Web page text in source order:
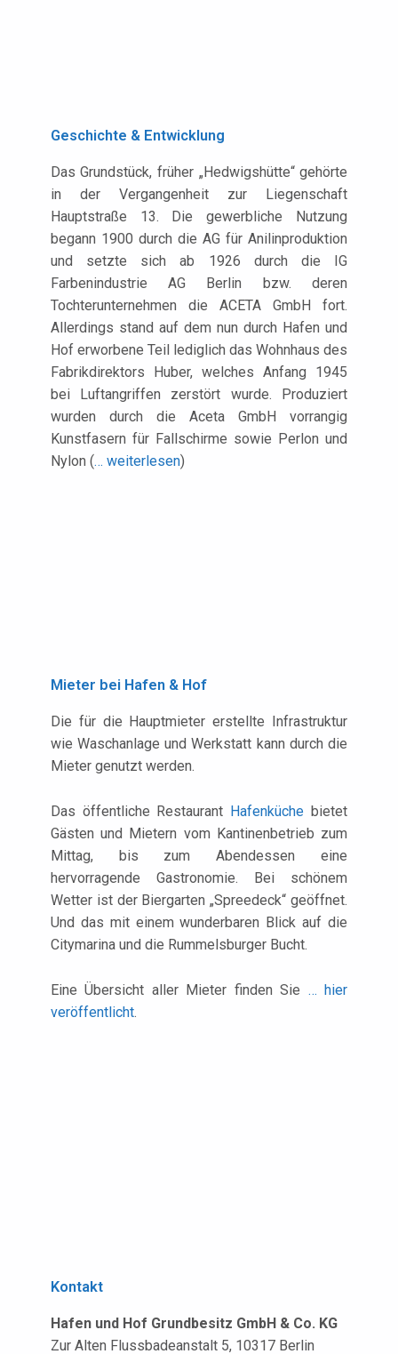
Geschichte & Entwicklung
Das Grundstück, früher „Hedwigshütte“ gehörte
in der Vergangenheit zur Liegenschaft
Hauptstraße 13. Die gewerbliche Nutzung
begann 1900 durch die AG für Anilinproduktion
und setzte sich ab 1926 durch die IG
Farbenindustrie AG Berlin bzw. deren
Tochterunternehmen die ACETA GmbH fort.
Allerdings stand auf dem nun durch Hafen und
Hof erworbene Teil lediglich das Wohnhaus des
Fabrikdirektors Huber, welches Anfang 1945
bei Luftangriffen zerstört wurde. Produziert
wurden durch die Aceta GmbH vorrangig
Kunstfasern für Fallschirme sowie Perlon und
Nylon (… weiterlesen)
Mieter bei Hafen & Hof
Die für die Hauptmieter erstellte Infrastruktur
wie Waschanlage und Werkstatt kann durch die
Mieter genutzt werden.
Das öffentliche Restaurant Hafenküche bietet
Gästen und Mietern vom Kantinenbetrieb zum
Mittag, bis zum Abendessen eine
hervorragende Gastronomie. Bei schönem
Wetter ist der Biergarten „Spreedeck“ geöffnet.
Und das mit einem wunderbaren Blick auf die
Citymarina und die Rummelsburger Bucht.
Eine Übersicht aller Mieter finden Sie … hier
veröffentlicht.
Kontakt
Hafen und Hof Grundbesitz GmbH & Co. KG
Zur Alten Flussbadeanstalt 5, 10317 Berlin